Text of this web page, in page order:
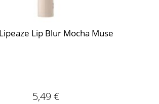
Lip Blur Mocha Muse
5,49 €